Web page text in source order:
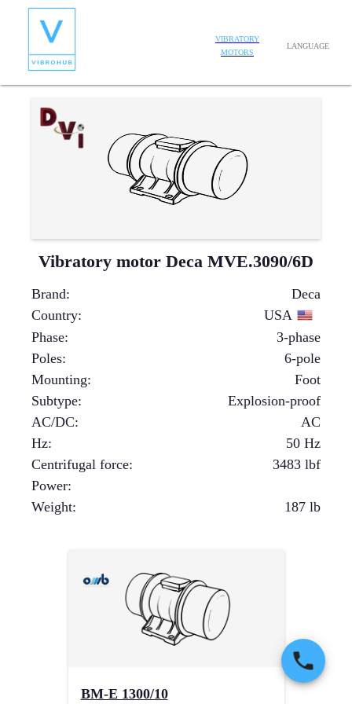
VIBRATORY
MOTORS
LANGUAGE
Vibratory motor Deca MVE.3090/6D
Brand:
Deca
Country:
USA
Phase:
3-phase
Poles:
6-pole
Mounting:
Foot
Subtype:
Explosion-proof
AC/DC:
AC
Hz:
50 Hz
Centrifugal force: 3483 lbf
Power:
Weight: 187 lb
BM-E 1300/10